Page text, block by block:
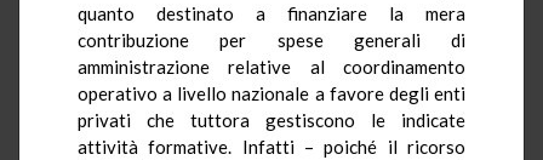
quanto destinato a finanziare la mera
contribuzione per spese generali di
amministrazione relative al coordinamento
operativo a livello nazionale a favore degli enti
privati che tuttora gestiscono le indicate
attività formative. Infatti – poiché il ricorso